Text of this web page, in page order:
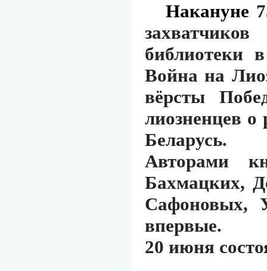
Накануне
захватчиков
библиотеки
Война на
вёрсты
лиозненцев
Беларусь.
Авторами
Бахмацких,
Сафоновых,
впервые.
20 июня